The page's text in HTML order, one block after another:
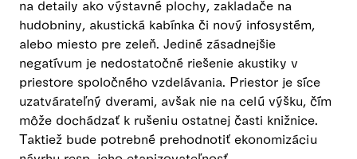
na detaily ako výstavné plochy, zakladače na
hudobniny, akustická kabínka či nový infosystém,
alebo miesto pre zeleň. Jediné zásadnejšie
negatívum je nedostatočné riešenie akustiky v
priestore spoločného vzdelávania. Priestor je síce
uzatvárateľný dverami, avšak nie na celú výšku, čím
môže dochádzať k rušeniu ostatnej časti knižnice.
Taktiež bude potrebné prehodnotiť ekonomizáciu